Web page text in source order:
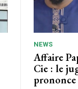
NEWS
Affaire
Cie : le